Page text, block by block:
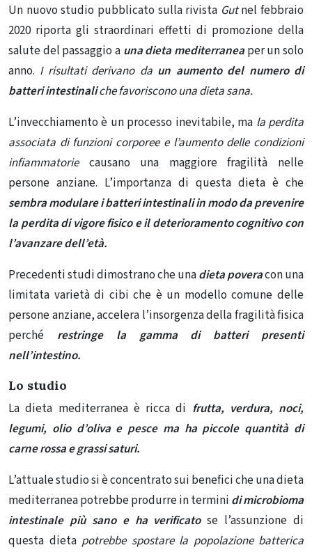
Un nuovo studio pubblicato sulla rivista Gutnel febbraio
2020 riporta gli straordinari effetti di promozione della
salute del passaggio a una dieta mediterranea per un solo
anno. I risultati derivano da un aumento del numero di
batteri intestinaliche favoriscono una dieta sana.
L’invecchiamento è un processo inevitabile, ma la perdita
associata di funzioni corporee e l’aumento delle condizioni
infiammatoriecausano una maggiore fragilità nelle
persone anziane. L’importanza di questa dieta è che
sembra modulare i batteri intestinali in modo da prevenire
la perdita di vigore fisico e il deterioramento cognitivo con
l’avanzare dell’età.
Precedenti studi dimostrano che unadieta poveracon una
limitata varietà di cibi che è un modello comune delle
persone anziane, accelera l’insorgenza della fragilità fisica
perché restringe la gamma di batteri presenti
nell’intestino.
Lo studio
La dieta mediterranea è ricca di frutta, verdura, noci,
legumi, olio d’oliva e pesce ma ha piccole quantità di
carne rossa e grassi saturi.
L’attuale studio si è concentrato sui benefici che una dieta
mediterranea potrebbe produrre in termini di microbioma
intestinale più sano e ha verificatose l’assunzione di
questa dietapotrebbe spostare la popolazione batterica